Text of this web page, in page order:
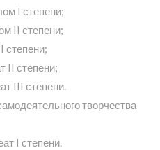
I степени;
II степени;
II степени;
III степени.
творчества
I степени.